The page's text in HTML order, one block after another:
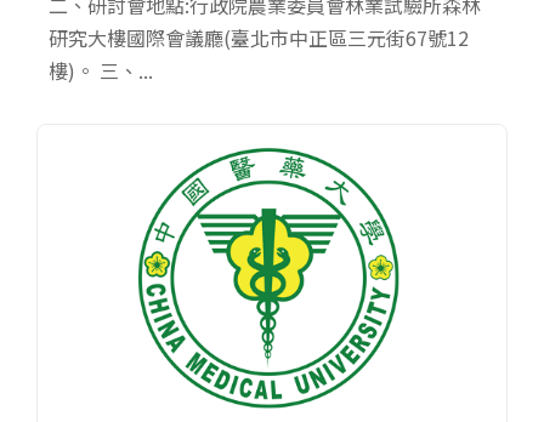
研究大樓國際會議廳(臺北市中正區三元街67號12
樓)。 三、...